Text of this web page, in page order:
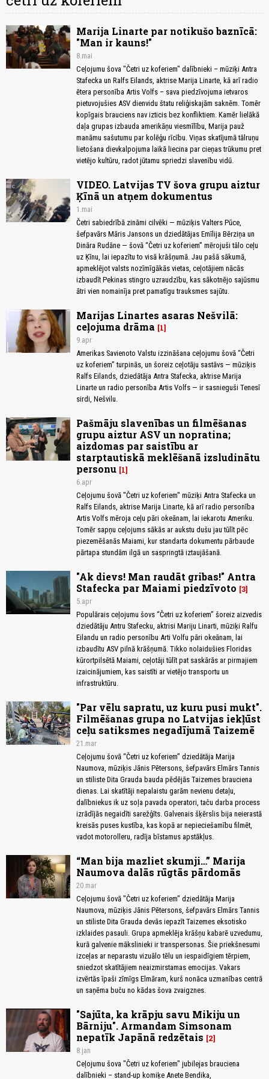
Marija Linarte par notikušo baznīcā:
"Man ir kauns!"
8.mai
Ceļojumu šova "Četri uz koferiem" dalībnieki – mūziķi Antra
Stafecka un Ralfs Eilands, aktrise Marija Linarte, kā arī radio
ētera personība Artis Volfs – sava piedzīvojuma ietvaros
pietuvojušies ASV dienvidu štatu reliģiskajām saknēm. Tomēr
kopīgais brauciens nav izticis bez konfliktiem. Kamēr lielākā
daļa grupas izbauda amerikāņu viesmīlību, Marija pauž
manāmu sašutumu par kolēģu rīcību. Viņas skatījumā tālruņu
lietošana dievkalpojuma laikā liecina par cieņas trūkumu pret
vietējo kultūru, radot jūtamu spriedzi slavenību vidū.
VIDEO. Latvijas TV šova grupu aiztur
Ķīnā un atņem dokumentus
1.mai
Četri sabiedrībā zināmi cilvēki — mūziķis Valters Pūce,
šefpavārs Māris Jansons un dziedātājas Emīlija Bērziņa un
Dināra Rudāne — šovā “Četri uz koferiem” mērojuši tālo ceļu
uz Ķīnu, lai iepazītu to visā krāšņumā. Jau pašā sākumā,
apmeklējot valsts nozīmīgākās vietas, ceļotājiem nācās
izbaudīt Pekinas stingro uzraudzību, kas sākotnējo sajūsmu
ātri vien nomainīja pret pamatīgu trauksmes sajūtu.
Marijas Linartes asaras Nešvilā:
ceļojuma drāma
1
9.apr
Amerikas Savienoto Valstu izzināšana ceļojumu šovā “Četri
uz koferiem” turpinās, un šoreiz ceļotāju sastāvs — mūziķis
Ralfs Eilands, dziedātāja Antra Stafecka, aktrise Marija
Linarte un radio personība Artis Volfs — ir sasnieguši Tenesī
sirdi, Nešvilu.
Pašmāju slavenības un filmēšanas
grupu aiztur ASV un nopratina;
aizdomas par saistību ar
starptautiskā meklēšanā izsludinātu
personu 1
6.apr
Ceļojumu šovā "Četri uz koferiem" mūziķi Antra Stafecka un
Ralfs Eilands, aktrise Marija Linarte, kā arī radio personība
Artis Volfs mēroja ceļu pāri okeānam, lai iekarotu Ameriku.
Tomēr sapņu ceļojums sākās ar aukstu dušu jau tūlīt pēc
piezemēšanās Maiami, kur standarta dokumentu pārbaude
pārtapa stundām ilgā un saspringtā iztaujāšanā.
"Ak dievs! Man raudāt gribas!" Antra
Stafecka par Maiami piedzīvoto 3
5.apr
Populārais ceļojumu šovs “Četri uz koferiem” šoreiz aizvedis
dziedātāju Antru Stafecku, aktrisi Mariju Linarti, mūziķi Ralfu
Eilandu un radio personību Arti Volfu pāri okeānam, lai
izbaudītu ASV pilnā krāšņumā. Tikko nolaidušies Floridas
kūrortpilsētā Maiami, ceļotāji tūlīt pat saskārās ar pirmajiem
izaicinājumiem, kas saistīti ar vietējo transportu un
infrastruktūru.
"Par vēlu sapratu, uz kuru pusi mukt".
Filmēšanas grupa no Latvijas iekļūst
ceļu satiksmes negadījumā Taizemē
21.mar
Ceļojumu šovā “Četri uz koferiem” dziedātāja Marija
Naumova, mūziķis Jānis Pētersons, šefpavārs Elmārs Tannis
un stiliste Dita Grauda bauda pēdējās Taizemes brauciena
dienas. Lai skatītāji nepalaistu garām nevienu detaļu,
dalībniekus ik uz soļa pavada operatori, taču darba process
izrādījās negaidīti sarežģīts. Galvenais šķērslis bija neierastā
kreisās puses kustība, kas kopā ar nepieciešamību filmēt,
vadot motorolleru, radīja bīstamus apstākļus.
“Man bija mazliet skumji…” Marija
Naumova dalās rūgtās pārdomās
20.mar
Ceļojumu šovā "Četri uz koferiem" dziedātāja Marija
Naumova, mūziķis Jānis Pētersons, šefpavārs Elmārs Tannis
un stiliste Dita Grauda devās iepazīt Taizemes eksotisko
izklaides pasauli. Grupa apmeklēja krāšņu kabarē uzvedumu,
kurā galvenie mākslinieki ir transpersonas. Šie priekšnesumi
izceļas ar neparastu vizuālo tēlu un iespaidīgiem tērpiem,
sniedzot skatītājiem neaizmirstamas emocijas. Vakars
izvērtās īpaši zīmīgs Elmāram, kurš nonāca uzmanības centrā
un saņēma buču no kādas šova zvaigznes.
"Sajūta, ka krāpju savu Mikiju un
Bārniju". Armandam Simsonam
nepatīk Japānā redzētais
2
8.jan
Ceļojumu šova "Četri uz koferiem" jubilejas brauciena
dalībnieki – stand-up komiķe Anete Bendika,